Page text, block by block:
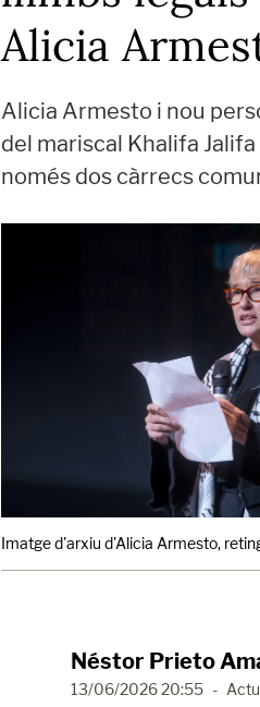
Alicia
Alicia Armesto i nou
del mariscal Khalifa
només dos càrrecs
Imatge d'arxiu d'Alicia Armesto,
Néstor Prieto
13/06/2026 20:55 -